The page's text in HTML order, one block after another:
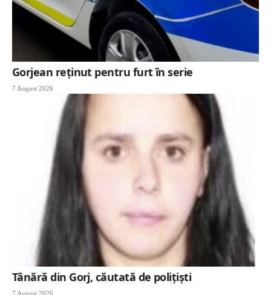
Gorjean reținut pentru furt în serie
7 August 2026
Tânără din Gorj, căutată de polițiști
7 August 2026